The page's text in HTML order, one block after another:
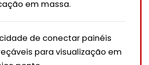
em massa.
de conectar painéis
para visualização em